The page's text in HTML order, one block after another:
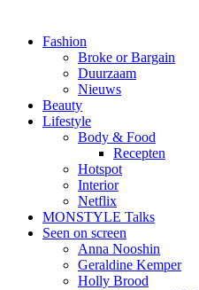
Fashion
Broke or Bargain
Duurzaam
Nieuws
Beauty
Lifestyle
Body & Food
Recepten
Hotspot
Interior
Netflix
MONSTYLE Talks
Seen on screen
Anna Nooshin
Geraldine Kemper
Holly Brood